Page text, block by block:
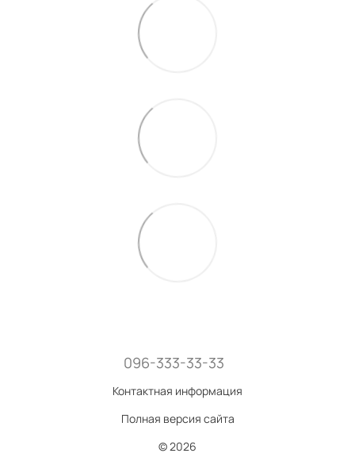
096-333-33-33
Контактная информация
Полная версия сайта
© 2026